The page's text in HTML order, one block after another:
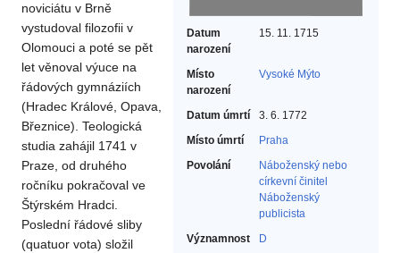
Datum
narození
15. 11. 1715
Místo
narození
Vysoké Mýto
Datum úmrtí
3. 6. 1772
Místo úmrtí
Praha
Povolání
Náboženský nebo
církevní činitel‎
Náboženský
publicista‎
Významnost
D
noviciátu v Brně
vystudoval filozofii v
Olomouci a poté se pět
let věnoval výuce na
řádových gymnáziích
(Hradec Králové, Opava,
Březnice). Teologická
studia zahájil 1741 v
Praze, od druhého
ročníku pokračoval ve
Štýrském Hradci.
Poslední řádové sliby
(quatuor vota) složil